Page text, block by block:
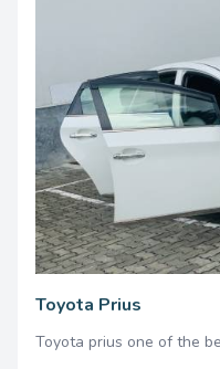
Toyota Prius
Toyota prius one of the